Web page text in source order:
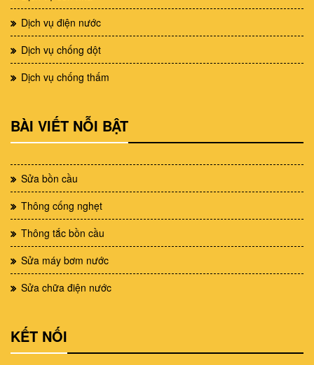
Dịch vụ điện nước
Dịch vụ chống dột
Dịch vụ chống thấm
BÀI VIẾT NỖI BẬT
Sửa bồn cầu
Thông cống nghẹt
Thông tắc bồn cầu
Sửa máy bơm nước
Sửa chữa điện nước
KẾT NỐI